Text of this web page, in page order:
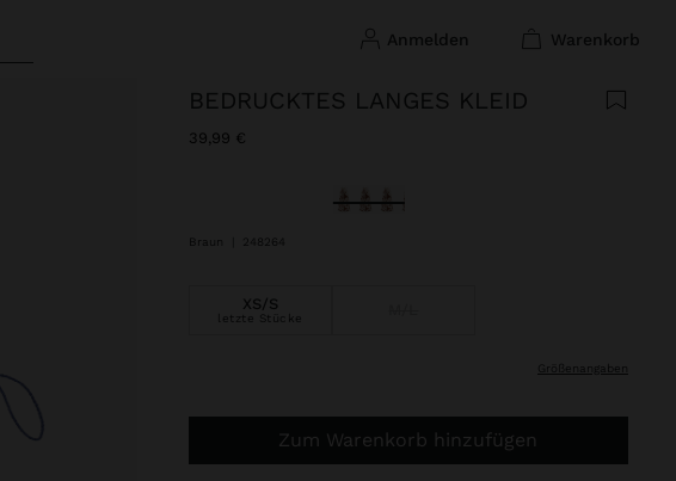
anmelden warenkorb
BEDRUCKTES LANGES KLEID
39,99 €
ausgewählt
Braun 248264
XS/S
letzte Stücke
größenangaben
Zum Warenkorb hinzufügen